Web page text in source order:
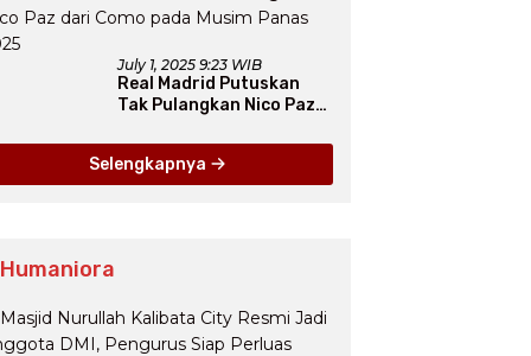
July 1, 2025 9:23 WIB
Real Madrid Putuskan
Tak Pulangkan Nico Paz
Panas 2025
Selengkapnya